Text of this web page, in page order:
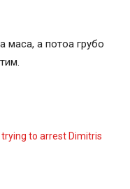
маса, а потоа грубо
to arrest Dimitris